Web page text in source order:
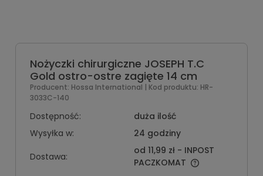
Nożyczki chirurgiczne JOSEPH T.C
Gold ostro-ostre zagięte 14 cm
Producent: Hossa International | Kod produktu: HR-
3033C-140
Dostępność:
duża ilość
Wysyłka w:
24 godziny
Dostawa:
od 11,99 zł - INPOST
PACZKOMAT